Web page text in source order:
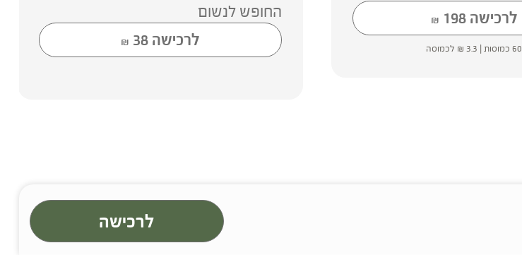
לרכישה
₪ 198
60 כמוסות | ₪ 3.3 לכמוסה
החופש לנשום
לרכישה
₪ 38
לרכישה